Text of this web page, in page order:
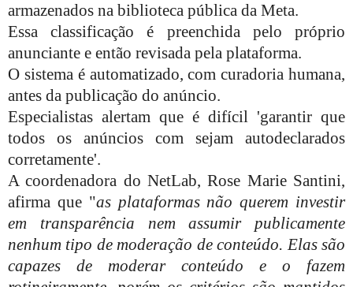
armazenados na biblioteca pública da Meta.
Essa classificação é preenchida pelo próprio
anunciante e então revisada pela plataforma.
O sistema é automatizado, com curadoria humana,
antes da publicação do anúncio.
Especialistas alertam que é difícil 'garantir que
todos os anúncios com sejam autodeclarados
corretamente'.
A coordenadora do NetLab, Rose Marie Santini,
afirma que "as plataformas não querem investir
em transparência nem assumir publicamente
nenhum tipo de moderação de conteúdo. Elas são
capazes de moderar conteúdo e o fazem